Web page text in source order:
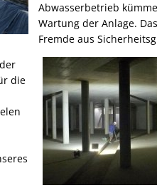
Abwasserbetrieb
Wartung der Anlage.
Fremde aus
die